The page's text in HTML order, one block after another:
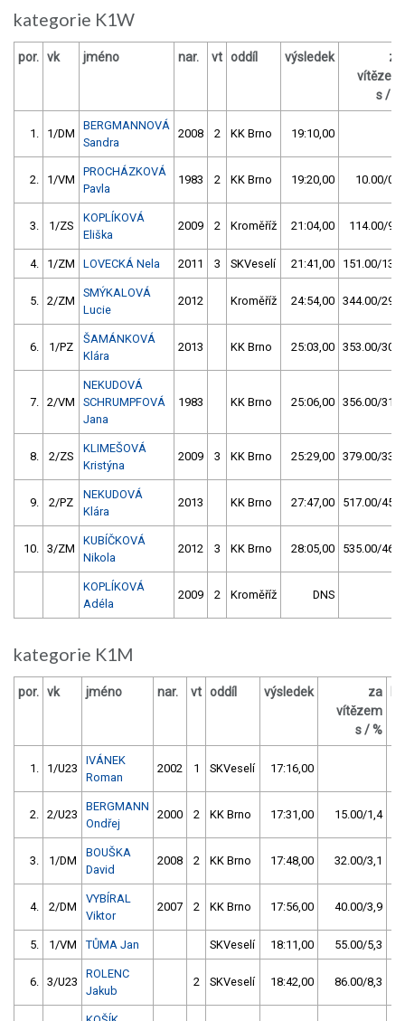
kategorie K1W
por. vk jméno nar. vt oddíl výsledek
za
vítězem
s / %
1. 1/DM
BERGMANNOVÁ
Sandra
2008 2 KK Brno 19:10,00
2. 1/VM
PROCHÁZKOVÁ
Pavla
1983 2 KK Brno 19:20,00 10.00/0,9
3. 1/ZS
KOPLÍKOVÁ
Eliška
2009 2 Kroměříž 21:04,00 114.00/9,9
4. 1/ZM LOVECKÁ Nela 2011 3 SKVeselí 21:41,00 151.00/13,1
5. 2/ZM
SMÝKALOVÁ
Lucie
2012 Kroměříž 24:54,00 344.00/29,9
6. 1/PZ
ŠAMÁNKOVÁ
Klára
2013 KK Brno 25:03,00 353.00/30,7
7. 2/VM
NEKUDOVÁ
SCHRUMPFOVÁ
Jana
1983 KK Brno 25:06,00 356.00/31,0
8. 2/ZS
KLIMEŠOVÁ
Kristýna
2009 3 KK Brno 25:29,00 379.00/33,0
9. 2/PZ
NEKUDOVÁ
Klára
2013 KK Brno 27:47,00 517.00/45,0
10. 3/ZM
KUBÍČKOVÁ
Nikola
2012 3 KK Brno 28:05,00 535.00/46,5
KOPLÍKOVÁ
Adéla
2009 2 Kroměříž DNS
kategorie K1M
por. vk jméno nar. vt oddíl výsledek
za
vítězem
s / %
1. 1/U23
IVÁNEK
Roman
2002 1 SKVeselí 17:16,00
2. 2/U23
BERGMANN
Ondřej
2000 2 KK Brno 17:31,00 15.00/1,4
3. 1/DM
BOUŠKA
David
2008 2 KK Brno 17:48,00 32.00/3,1
4. 2/DM
VYBÍRAL
Viktor
2007 2 KK Brno 17:56,00 40.00/3,9
5. 1/VM TŮMA Jan SKVeselí 18:11,00 55.00/5,3
6. 3/U23
ROLENC
Jakub
2 SKVeselí 18:42,00 86.00/8,3